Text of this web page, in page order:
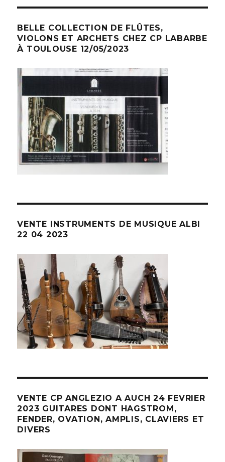
BELLE COLLECTION DE FLÛTES,
VIOLONS ET ARCHETS CHEZ CP LABARBE
À TOULOUSE 12/05/2023
VENTE INSTRUMENTS DE MUSIQUE ALBI
22 04 2023
VENTE CP ANGLEZIO A AUCH 24 FEVRIER
2023 GUITARES DONT HAGSTROM,
FENDER, OVATION, AMPLIS, CLAVIERS ET
DIVERS